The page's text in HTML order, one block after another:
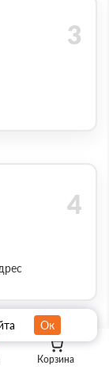
Корзина
Ок